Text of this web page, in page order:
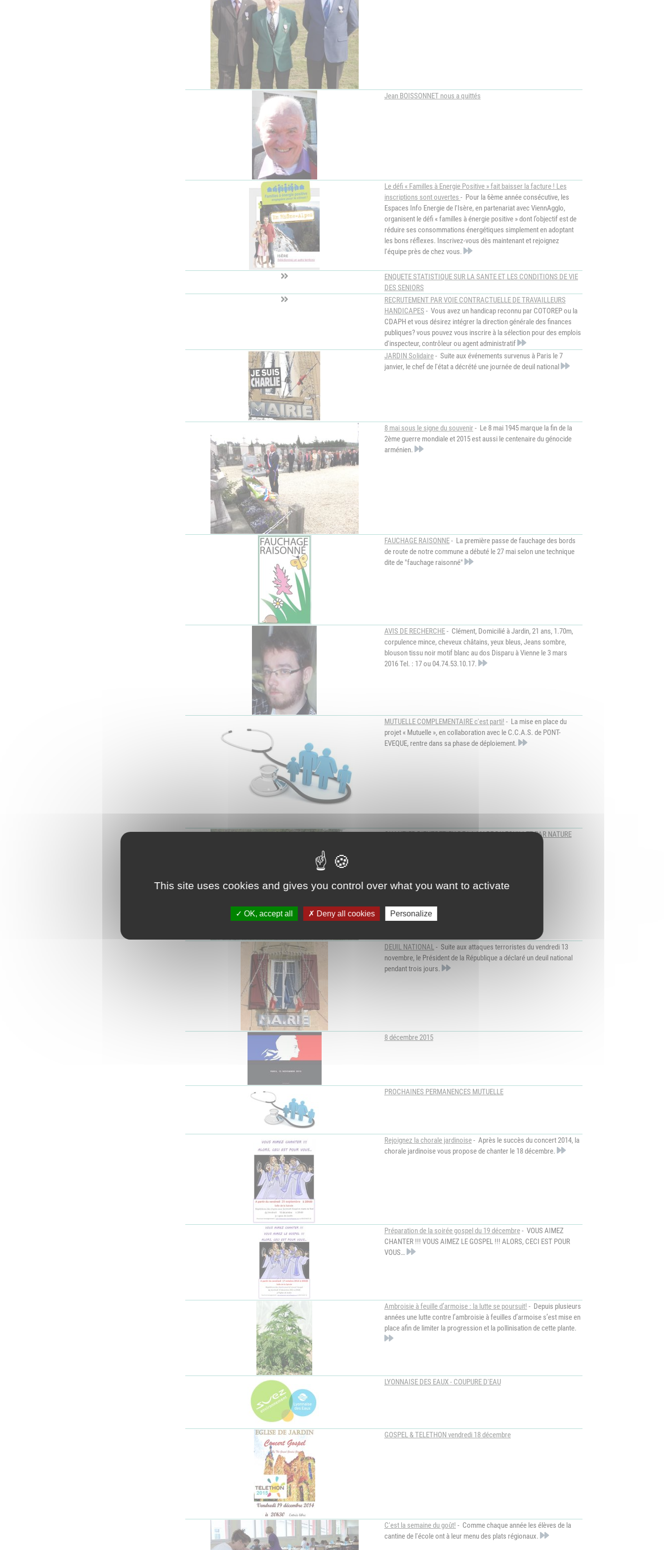
Lieu d'accueil
enfants-parents
Ludothèques -
Ludomobile
Périscolaire
Pôle petite enfance
Transports Scolaires
Association Trait
d'Union - Service de
médiation familiale
Jean BOISSONNET nous a quittés
Le défi « Familles à Energie Positive » fait baisser la facture ! Les
inscriptions sont ouvertes - Pour la 6ème année consécutive, les
Espaces Info Energie de l'Isère, en partenariat avec ViennAgglo,
organisent le défi « familles à énergie positive » dont l’objectif est de
réduire ses consommations énergétiques simplement en adoptant
les bons réflexes. Inscrivez-vous dès maintenant et rejoignez
l'équipe près de chez vous.
ENQUETE STATISTIQUE SUR LA SANTE ET LES CONDITIONS DE VIE
DES SENIORS
RECRUTEMENT PAR VOIE CONTRACTUELLE DE TRAVAILLEURS
HANDICAPES - Vous avez un handicap reconnu par COTOREP ou la
CDAPH et vous désirez intégrer la direction générale des finances
publiques? vous pouvez vous inscrire à la sélection pour des emplois
d'inspecteur, contrôleur ou agent administratif
JARDIN Solidaire- Suite aux événements survenus à Paris le 7
janvier, le chef de l'état a décrété une journée de deuil national
8 mai sous le signe du souvenir - Le 8 mai 1945 marque la fin de la
2ème guerre mondiale et 2015 est aussi le centenaire du génocide
arménien.
FAUCHAGE RAISONNE- La première passe de fauchage des bords
de route de notre commune a débuté le 27 mai selon une technique
dite de "fauchage raisonné"
AVIS DE RECHERCHE- Clément, Domicilié à Jardin, 21 ans, 1.70m,
corpulence mince, cheveux châtains, yeux bleus, Jeans sombre,
blouson tissu noir motif blanc au dos Disparu à Vienne le 3 mars
2016 Tel. : 17 ou 04.74.53.10.17.
MUTUELLE COMPLEMENTAIRE c'est parti! - La mise en place du
projet « Mutuelle », en collaboration avec le C.C.A.S. de PONT-
EVEQUE, rentre dans sa phase de déploiement.
CHANTIER D'ENTRETIEN DE LA MARE DU FOUILLET PAR NATURE
DEUIL NATIONAL- Suite aux attaques terroristes du vendredi 13
novembre, le Président de la République a déclaré un deuil national
pendant trois jours.
8 décembre 2015
PROCHAINES PERMANENCES MUTUELLE
Rejoignez la chorale jardinoise- Après le succès du concert 2014, la
chorale jardinoise vous propose de chanter le 18 décembre.
Préparation de la soirée gospel du 19 décembre- VOUS AIMEZ
CHANTER !!! VOUS AIMEZ LE GOSPEL !!! ALORS, CECI EST POUR
VOUS…
Ambroisie à feuille d’armoise : la lutte se poursuit! - Depuis plusieurs
années une lutte contre l’ambroisie à feuilles d’armoise s’est mise en
place afin de limiter la progression et la pollinisation de cette plante.
LYONNAISE DES EAUX - COUPURE D'EAU
GOSPEL & TELETHON vendredi 18 décembre
C'est la semaine du goût! - Comme chaque année les élèves de la
cantine de l'école ont à leur menu des plats régionaux.
This site uses cookies and gives you control over what you want to activate
OK, accept all Deny all cookies Personalize